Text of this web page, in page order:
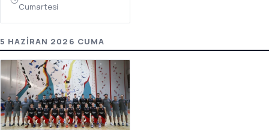
Cumartesi
5 HAZIRAN 2026 CUMA